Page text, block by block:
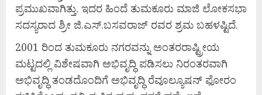
ಪ್ರಮುಖವಾಗಿತ್ತು. ಇದರ ಹಿಂದೆ ತುಮಕೂರು ಮಾಜಿ ಲೋಕಸಭಾ
ಸದಸ್ಯರಾದ ಶ್ರೀ ಜಿ.ಎಸ್.ಬಸವರಾಜ್ ರವರ ಶ್ರಮ ಬಹಳಷ್ಟಿದೆ.
2001 ರಿಂದ ತುಮಕೂರು ನಗರವನ್ನು ಅಂತರರಾಷ್ಟ್ರೀಯ
ಮಟ್ಟದಲ್ಲಿ ವಿಶೇಷವಾಗಿ ಅಭಿವೃದ್ಧಿ ಪಡಿಸಲು ನಿರಂತರವಾಗಿ
ಅಭಿವೃದ್ಧಿ ತಂಡದೊಂದಿಗೆ ಅಭಿವೃದ್ಧಿ ರೆವೂಲ್ಯೂಷನ್ ಫೋರಂ